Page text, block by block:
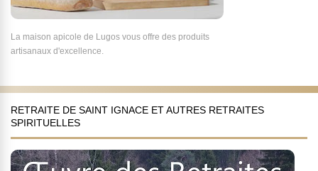
La maison apicole de Lugos vous offre des produits
artisanaux d'excellence.
RETRAITE DE SAINT IGNACE ET AUTRES RETRAITES
SPIRITUELLES